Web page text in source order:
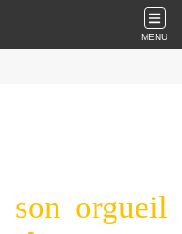
MENU
orgueil